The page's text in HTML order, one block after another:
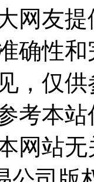
网友
确性
，仅
考本
网站